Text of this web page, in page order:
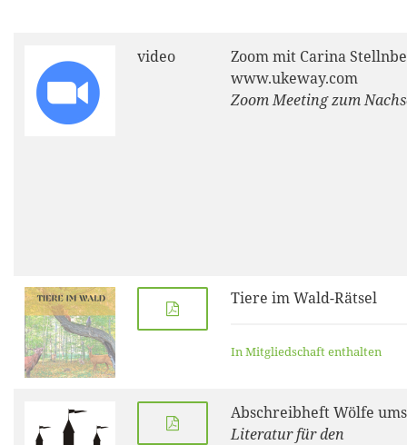
video
Zoom mit Carina
www.ukeway.com
Zoom Meeting zum
Tiere im Wald-Rätsel
In Mitgliedschaft enthalten
Abschreibheft Wölfe ums
Literatur für den